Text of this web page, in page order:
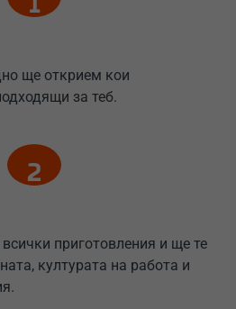
ще открием кои
за теб.
приготовления и ще те
културата на работа и